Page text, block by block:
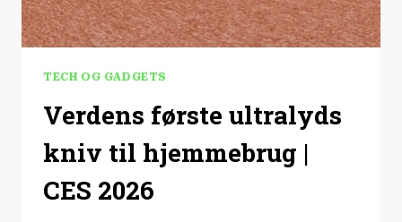
TECH OG GADGETS
Verdens første ultralyds
kniv til hjemmebrug |
CES 2026